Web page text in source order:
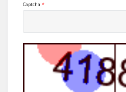
Captcha *